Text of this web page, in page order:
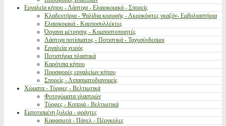
Εργαλεία κήπου - Λάστιχα - Ελαιοκομικά - Σπορείς
Κλαδευτήρια - Ψαλίδια κορυφής - Ακροκόφτες γκαζόν- Εμβολιαστήρια
Ελαιοκομικά - Καρποσυλλέκτες
Όργανα μέτρησης - Κομποστοποιητές
Λάστιχα ποτίσματος - Ποτιστικά - Ταχυσύνδεσμοι
Εργαλεία χειρός
Ποτιστήρια πλαστικά
Καρότσια κήπου
Προσφορές εργαλείων κήπου
Σπορείς - Λιπασματοδιανομείς
Χώματα - Τύρφες - Βελτιωτικά
Φυτοχώματα γλαστρών
Τύρφες - Κοπριά - Βελτιωτικά
Εμποτισμένη ξυλεία - φράχτες
Καφασωτά - Πάνελ - Πέργκολες